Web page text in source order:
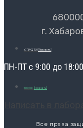
г.
+7 (3902) 39 [Показать]
ПН-ПТ с 9:00 до 18:00
info@ecl- [Показать]
Все права